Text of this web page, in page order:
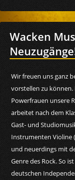
Wacken
Wir freuen uns ganz
vorstellen zu können.
Powerfrauen unsere
arbeitet nach dem
Gast- und
Instrumenten Violine
und neuerdings mit
Genre des Rock. So
deutschen